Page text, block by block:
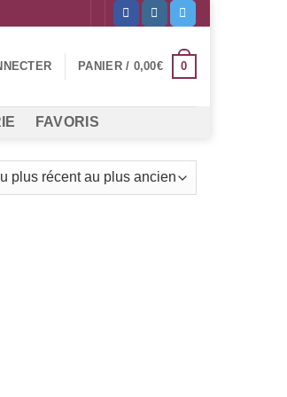
PANIER / 0,00€ 0
FAVORIS